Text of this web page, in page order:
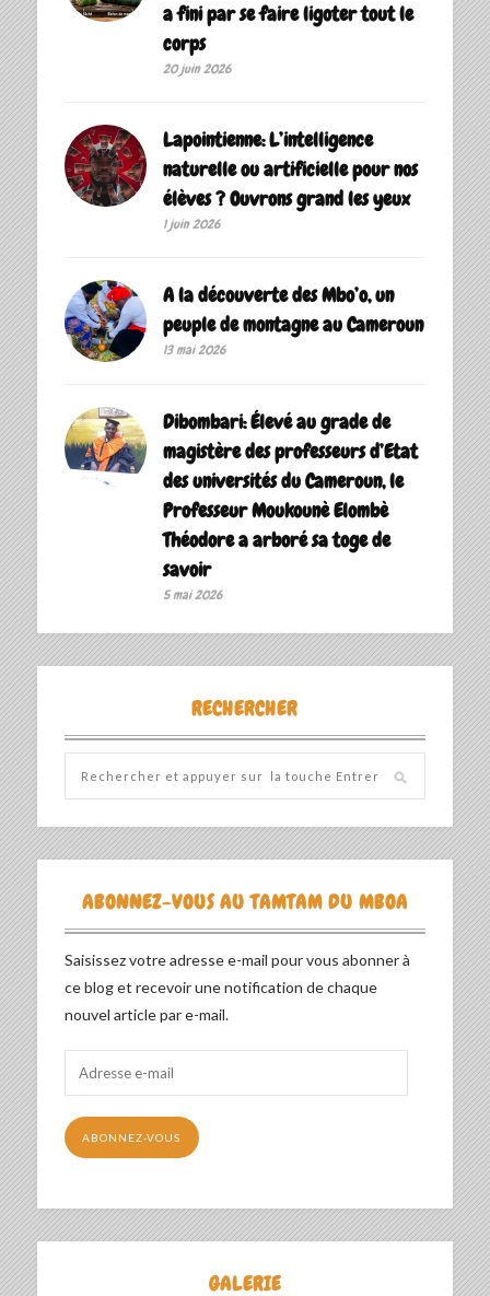
a fini par se faire ligoter tout le
corps
20 juin 2026
Lapointienne: L’intelligence
naturelle ou artificielle pour nos
élèves ? Ouvrons grand les yeux
1 juin 2026
A la découverte des Mbo’o, un
peuple de montagne au Cameroun
13 mai 2026
Dibombari: Élevé au grade de
magistère des professeurs d’Etat
des universités du Cameroun, le
Professeur Moukounè Elombè
Théodore a arboré sa toge de
savoir ‎
5 mai 2026
RECHERCHER
ABONNEZ-VOUS AU TAMTAM DU MBOA
Saisissez votre adresse e-mail pour vous abonner à
ce blog et recevoir une notification de chaque
nouvel article par e-mail.
mail
ABONNEZ-VOUS
GALERIE